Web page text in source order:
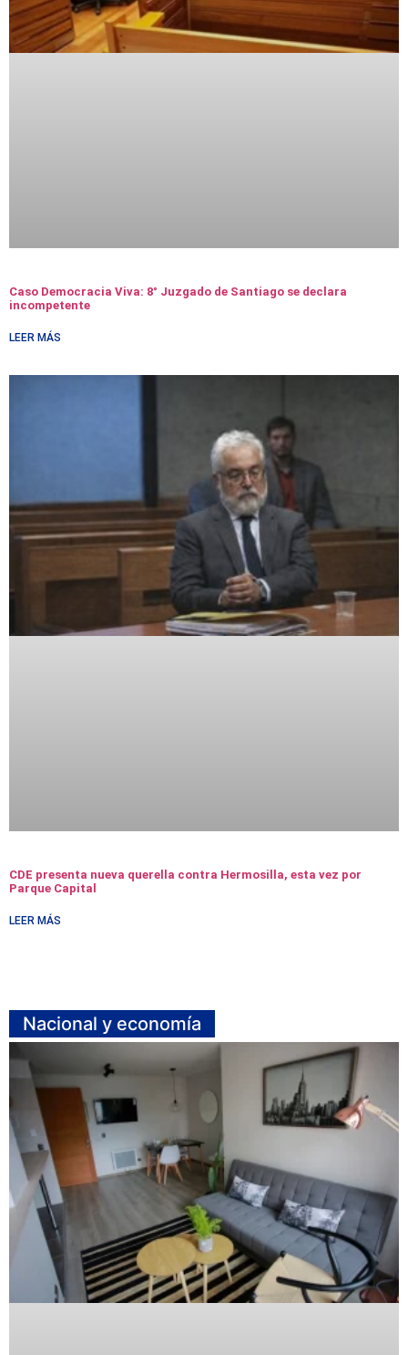
Caso Democracia Viva: 8° Juzgado de Santiago se declara
incompetente
LEER MÁS
CDE presenta nueva querella contra Hermosilla, esta vez por
Parque Capital
LEER MÁS
Nacional y economía